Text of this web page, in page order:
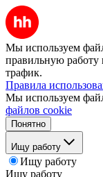
Мы используем
правильную работу
трафик.
Правила
Мы используем
файлов cookie
Понятно
Ищу работу
Ищу работу
Ищу работу